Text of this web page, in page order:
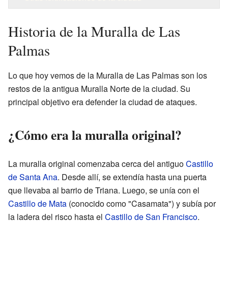
Historia de la Muralla de Las
Palmas
Lo que hoy vemos de la Muralla de Las Palmas son los
restos de la antigua Muralla Norte de la ciudad. Su
principal objetivo era defender la ciudad de ataques.
¿Cómo era la muralla original?
La muralla original comenzaba cerca del antiguoCastillo
de Santa Ana. Desde allí, se extendía hasta una puerta
que llevaba al barrio de Triana. Luego, se unía con el
Castillo de Mata (conocido como "Casamata") y subía por
la ladera del risco hasta el Castillo de San Francisco.